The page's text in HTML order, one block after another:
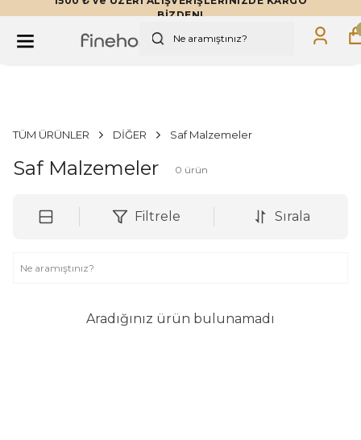
BİZDEN!
TÜM ÜRÜNLER DİĞER Saf Malzemeler
Saf Malzemeler 0 ürün
Filtrele Sırala
Aradığınız ürün bulunamadı